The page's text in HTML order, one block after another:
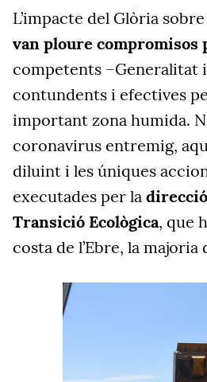
L’impacte del Glòria
van ploure
competents –Generalitat
contundents i efectives
important zona humida.
coronavirus entremig,
diluint i les úniques
executades per la
Transició Ecològica, que
costa de l’Ebre, la